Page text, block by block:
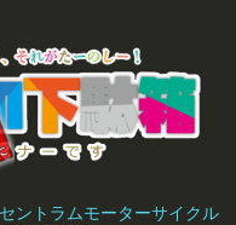
ントラムモーターサイクル